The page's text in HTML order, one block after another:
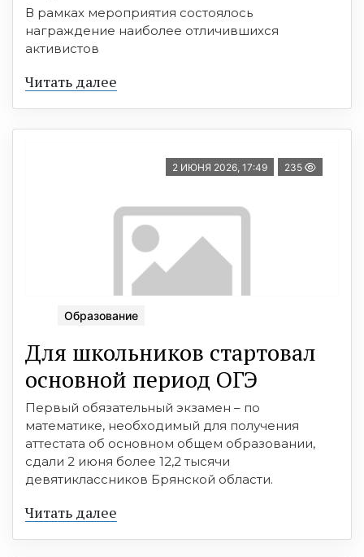
В рамках мероприятия состоялось
награждение наиболее отличившихся
активистов
Читать далее
2 ИЮНЯ 2026, 17:49 235
Образование
Для школьников стартовал
основной период ОГЭ
Первый обязательный экзамен – по
математике, необходимый для получения
аттестата об основном общем образовании,
сдали 2 июня более 12,2 тысячи
девятиклассников Брянской области.
Читать далее